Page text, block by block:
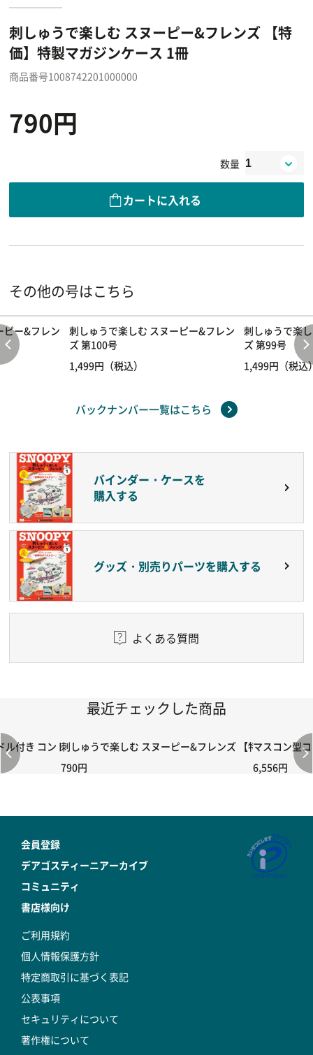
刺しゅうで楽しむ スヌーピー&フレンズ 【特
価】特製マガジンケース 1冊
商品番号1008742201000000
790円
数量
カートに入れる
その他の号はこちら
ピー&フレン
刺しゅうで楽しむ スヌーピー&フレン
ズ 第100号
1,499円（税込）
刺しゅうで楽
ズ 第99号
1,499円（税込
バックナンバー一覧はこちら
バインダー・ケースを
購入する
グッズ・別売りパーツを購入する
よくある質問
最近チェックした商品
付き コントローラー＆ポイント切り替えスイッチRC-02/C002 /
刺しゅうで楽しむ スヌーピー&フレンズ 【特価】特製マ
790円
マスコン型
6,556円
会員登録
デアゴスティーニアーカイブ
コミュニティ
書店様向け
ご利用規約
個人情報保護方針
特定商取引に基づく表記
公表事項
セキュリティについて
著作権について